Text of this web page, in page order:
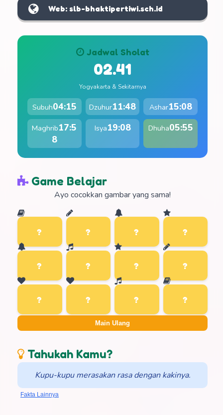
Web: slb-bhaktipertiwi.sch.id
Jadwal Sholat
02.41
Yogyakarta & Sekitarnya
Subuh04:15 Dzuhur11:48 Ashar15:08
Maghrib17:5
8
Isya19:08 Dhuha05:55
Game Belajar
Ayo cocokkan gambar yang sama!
Main Ulang
Tahukah Kamu?
Kupu-kupu merasakan rasa dengan kakinya.
Fakta Lainnya